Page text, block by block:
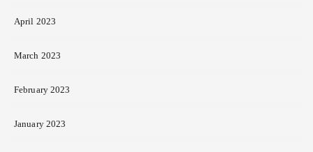
April 2023
March 2023
February 2023
January 2023